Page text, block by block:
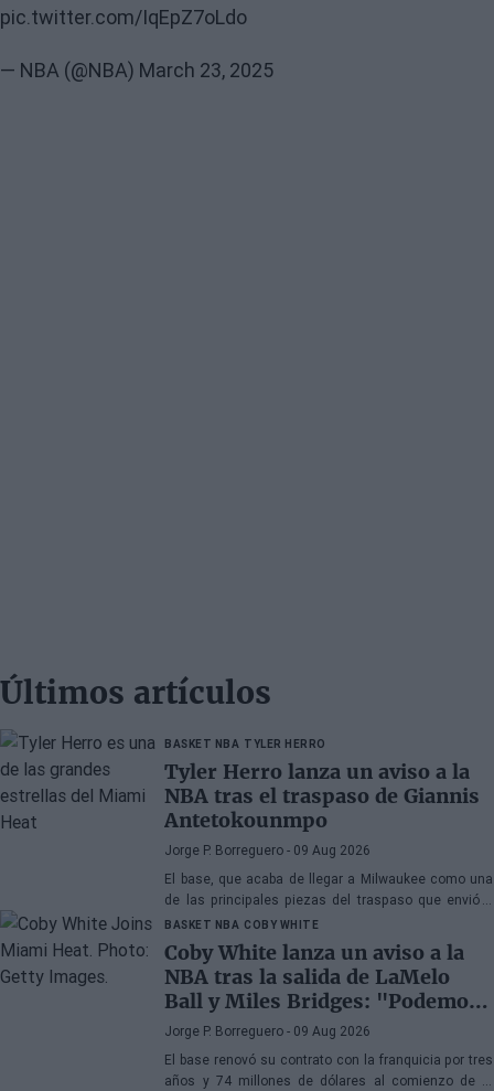
pic.twitter.com/IqEpZ7oLdo
— NBA (@NBA) March 23, 2025
Últimos artículos
BASKET NBA TYLER HERRO
Tyler Herro lanza un aviso a la
NBA tras el traspaso de Giannis
Antetokounmpo
Jorge P. Borreguero - 09 Aug 2026
El base, que acaba de llegar a Milwaukee como una
de las principales piezas del traspaso que envió a
Giannis Antetokounmpo a Miami, tiene clara su
prioridad
BASKET NBA COBY WHITE
Coby White lanza un aviso a la
NBA tras la salida de LaMelo
Ball y Miles Bridges: "Podemos
sorprender a mucha gente"
Jorge P. Borreguero - 09 Aug 2026
El base renovó su contrato con la franquicia por tres
años y 74 millones de dólares al comienzo de la